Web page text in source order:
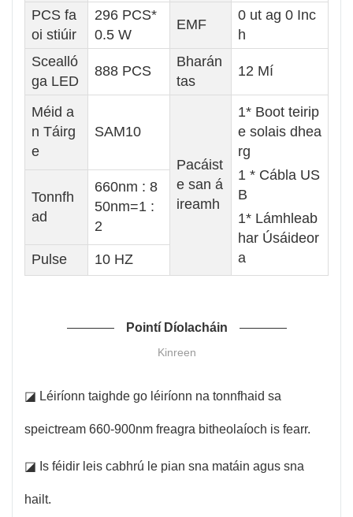
PCS fa
oi stiúir
296 PCS*
0.5 W
EMF
0 ut ag 0 Inc
h
Scealló
ga LED
888 PCS
Bharán
tas
12 Mí
Méid a
n Táirg
e
SAM10
Pacáist
e san á
ireamh
1* Boot teirip
e solais dhea
rg
1 * Cábla US
B
1* Lámhleab
har Úsáideor
a
Tonnfh
ad
660nm : 8
50nm=1 :
2
Pulse 10 HZ
Pointí Díolacháin
Kinreen
◪ Léiríonn taighde go léiríonn na tonnfhaid sa
speictream 660-900nm freagra bitheolaíoch is fearr.
◪ Is féidir leis cabhrú le pian sna matáin agus sna
hailt.